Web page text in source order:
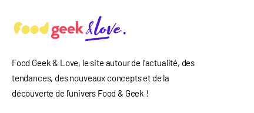
Food Geek & Love, le site autour de l’actualité, des
tendances, des nouveaux concepts et de la
découverte de l’univers Food& Geek !